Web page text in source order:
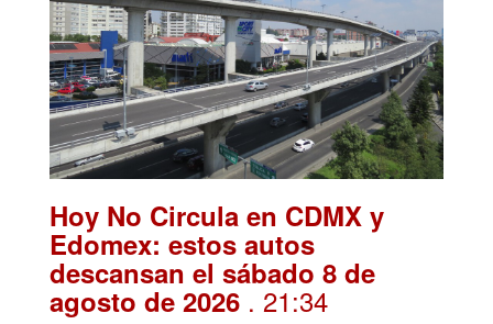
Hoy No Circula en CDMX y
Edomex: estos autos
descansan el sábado 8 de
agosto de 2026 . 21:34